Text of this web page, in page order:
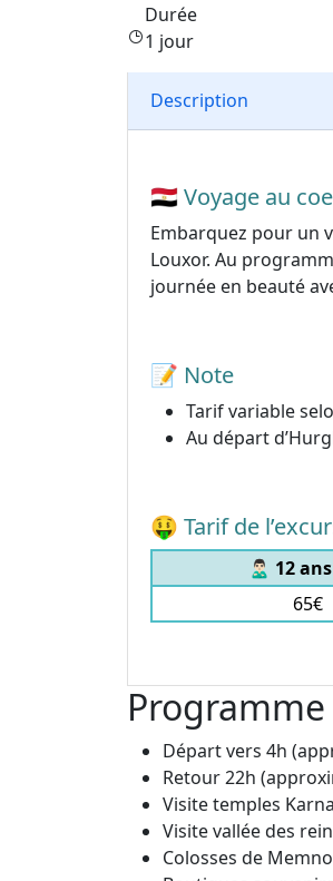
Durée
1 jour
Description
🇪🇬 Voyage au
Embarquez pour un
Louxor. Au
journée en beauté
📝 Note
Tarif variable
Au départ
🤑 Tarif de
🙎🏻‍♂️ 12
65€
Programme
Départ vers 4h
Retour 22h
Visite temples
Visite vallée des
Colosses de